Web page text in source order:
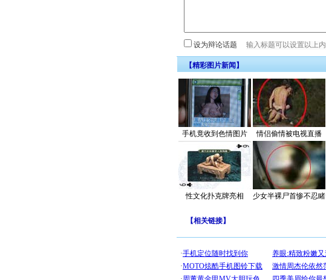
设为辩论话题
【精彩图片新闻】
手机竟收到色情图片 情侣偷情被电视直播
性文化扑克牌亮相 少女半裸尸首惨不忍睹
【相关链接】